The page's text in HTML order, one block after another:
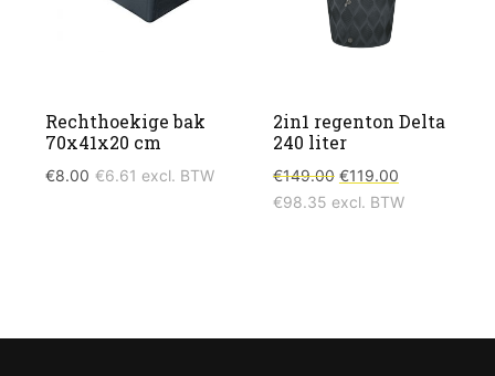
Rechthoekige bak
70x41x20 cm
€8.00 €6.61 excl. BTW
2in1 regenton Delta
240 liter
€149.00 Oorspronkelijke
prijs
€119.00Huidige
prijs
€98.35 excl. BTW